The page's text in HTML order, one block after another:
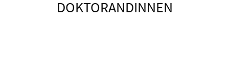
DOKTORANDINNEN